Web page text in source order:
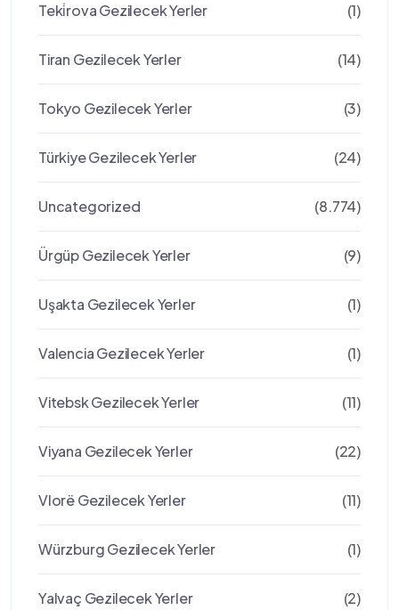
Teki̇rova Gezilecek Yerler (1)
Tiran Gezilecek Yerler (14)
Tokyo Gezilecek Yerler (3)
Türkiye Gezilecek Yerler (24)
Uncategorized (8.774)
Ürgüp Gezilecek Yerler (9)
Uşakta Gezilecek Yerler (1)
Valencia Gezilecek Yerler (1)
Vitebsk Gezilecek Yerler (11)
Viyana Gezilecek Yerler (22)
Vlorë Gezilecek Yerler (11)
Würzburg Gezilecek Yerler (1)
Yalvaç Gezilecek Yerler (2)